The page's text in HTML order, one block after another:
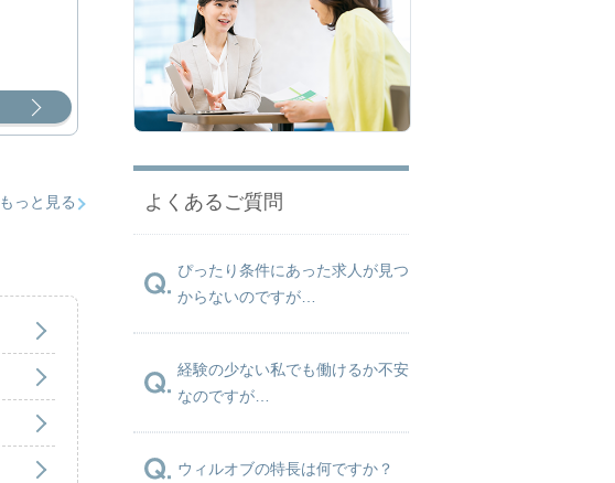
もっと見る よくあるご質問
ぴったり条件にあった求人が見つ
からないのですが…
経験の少ない私でも働けるか不安
なのですが…
ウィルオブの特長は何ですか？